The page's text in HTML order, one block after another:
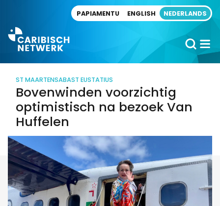
PAPIAMENTU ENGLISH NEDERLANDS
ST MAARTENSABAST EUSTATIUS
Bovenwinden voorzichtig
optimistisch na bezoek Van
Huffelen